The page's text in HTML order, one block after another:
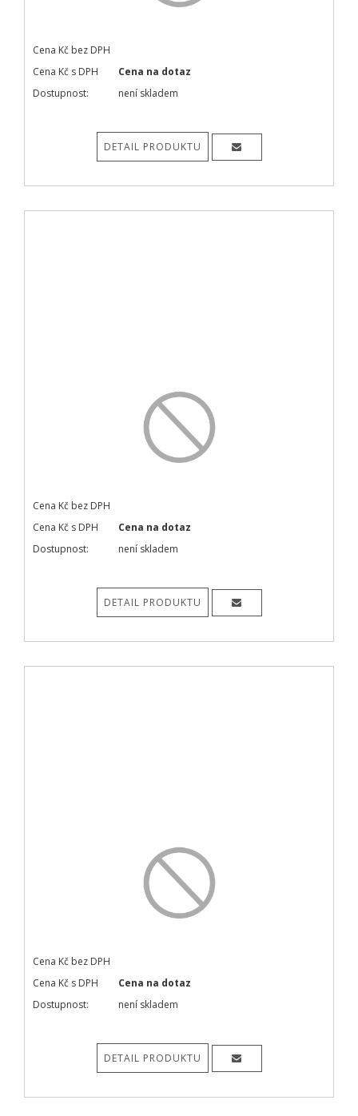
Cena Kč bez DPH
Cena Kč s DPH
Cena na dotaz
Dostupnost:
není skladem
DETAIL PRODUKTU
Cena Kč bez DPH
Cena Kč s DPH
Cena na dotaz
Dostupnost:
není skladem
DETAIL PRODUKTU
Cena Kč bez DPH
Cena Kč s DPH
Cena na dotaz
Dostupnost:
není skladem
DETAIL PRODUKTU